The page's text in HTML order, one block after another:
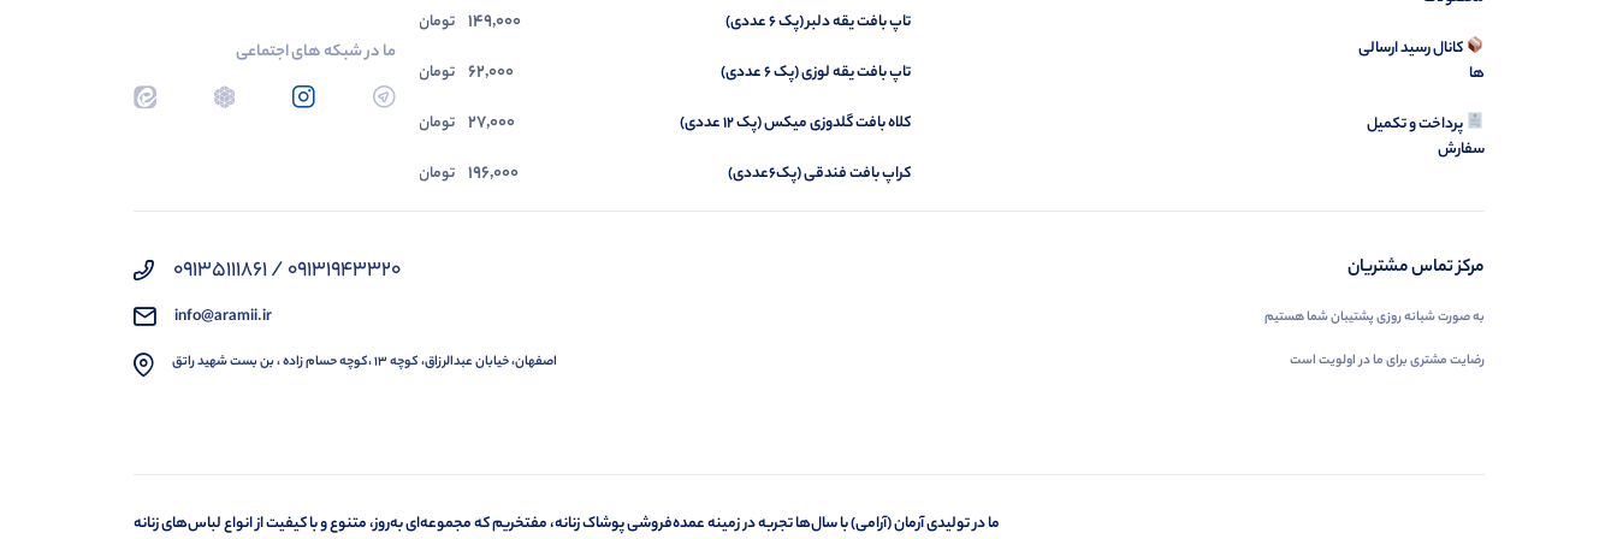
کانال رسید ارسالی
ها
پرداخت و تکمیل
سفارش
تاپ بافت یقه دلبر (پک 6 عددی)
149,000 تومان
تاپ بافت یقه لوزی (پک 6 عددی)
62,000 تومان
کلاه بافت گلدوزی میکس (پک 12 عددی)
27,000 تومان
کراپ بافت فندقی (پک6عددی)
196,000 تومان
ما در شبکه های اجتماعی
مرکز تماس مشتریان
به صورت شبانه روزی پشتیبان شما هستیم
رضایت مشتری برای ما در اولویت است
09131943320 / 09135111861
info@aramii.ir
اصفهان، خیابان عبدالرزاق، کوچه 13 ،کوچه حسام زاده ، بن بست شهید راتق
ما در تولیدی آرمان (آرامی) با سال‌ها تجربه در زمینه عمده‌فروشی پوشاک زنانه، مفتخریم که مجموعه‌ای به‌روز، متنوع و با کیفیت از انواع لباس‌های زنانه